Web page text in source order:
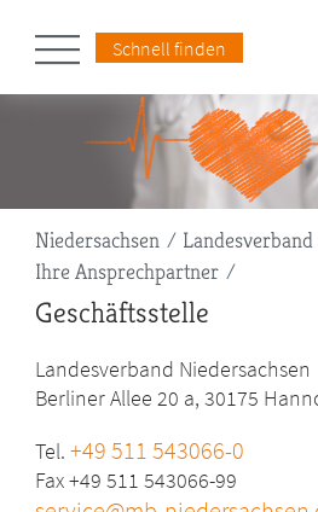
Schnell finden
Pfadnavigation
Niedersachsen
Landesverband
Ihre Ansprechpartner
Geschäftsstelle
Landesverband Niedersachsen
Berliner Allee 20 a, 30175
Tel.+49 511 543066-0
Fax +49 511 543066-99